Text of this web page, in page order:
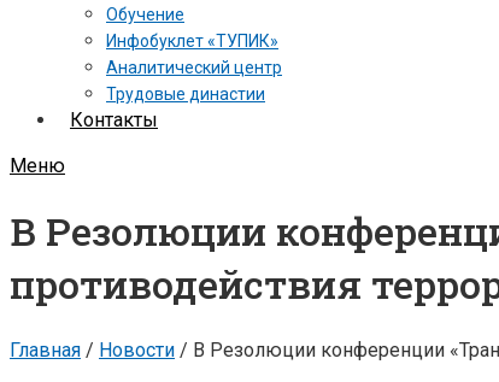
Обучение
Инфобуклет «ТУПИК»
Аналитический центр
Трудовые династии
Контакты
Меню
В Резолюции
противодействия
Главная / Новости / В Резолюции конференции